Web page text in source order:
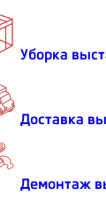
Уборка
Доставка
Демонтаж